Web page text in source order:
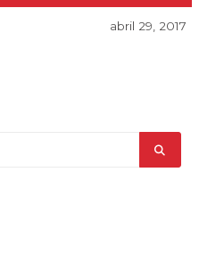
abril 29, 2017